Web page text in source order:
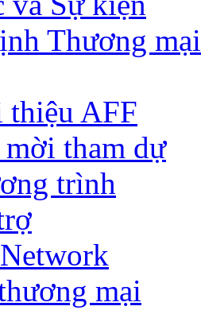
Thương
thiệu AFF
tham dự
trình
mại